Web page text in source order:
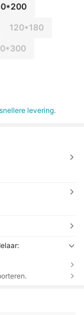
120*180
snellere levering.